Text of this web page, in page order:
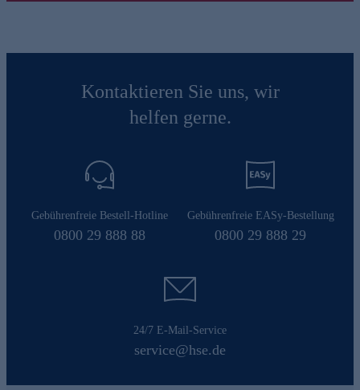
Kontaktieren Sie uns, wir
helfen gerne.
Gebührenfreie Bestell-Hotline
0800 29 888 88
Gebührenfreie EASy-Bestellung
0800 29 888 29
24/7 E-Mail-Service
service@hse.de